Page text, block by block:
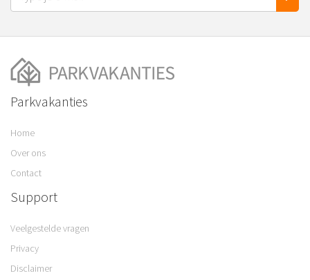
Parkvakanties
Home
Over ons
Contact
Support
Veelgestelde vragen
Privacy
Disclaimer